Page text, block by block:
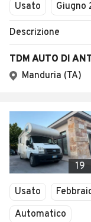
Usato Giugno
Descrizione
TDM AUTO DI
Manduria (TA)
19
Usato
Automatico